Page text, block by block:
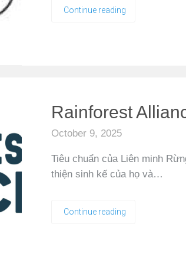
Continue reading
Rainforest
October 9, 2025
Tiêu chuẩn của Liên minh
thiện sinh kế của họ và…
Continue reading